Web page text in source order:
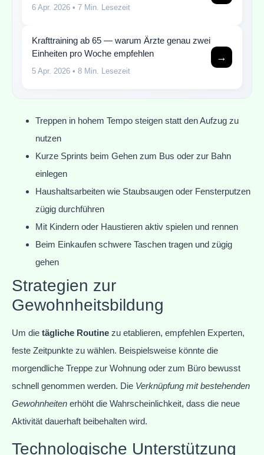
6 Apr. 2026 • 7 Min. Lesezeit
Krafttraining ab 65 — warum Ärzte genau zwei
Einheiten pro Woche empfehlen
5 Apr. 2026 • 8 Min. Lesezeit
→
Treppen in hohem Tempo steigen statt den Aufzug zu
nutzen
Kurze Sprints beim Gehen zum Bus oder zur Bahn
einlegen
Haushaltsarbeiten wie Staubsaugen oder Fensterputzen
zügig durchführen
Mit Kindern oder Haustieren aktiv spielen und rennen
Beim Einkaufen schwere Taschen tragen und zügig
gehen
Strategien zur
Gewohnheitsbildung
Um die tägliche Routine zu etablieren, empfehlen Experten,
feste Zeitpunkte zu wählen. Beispielsweise könnte die
morgendliche Treppe zur Wohnung oder zum Büro bewusst
schnell genommen werden. Die Verknüpfung mit bestehenden
Gewohnheiten erhöht die Wahrscheinlichkeit, dass die neue
Aktivität dauerhaft beibehalten wird.
Technologische Unterstützung